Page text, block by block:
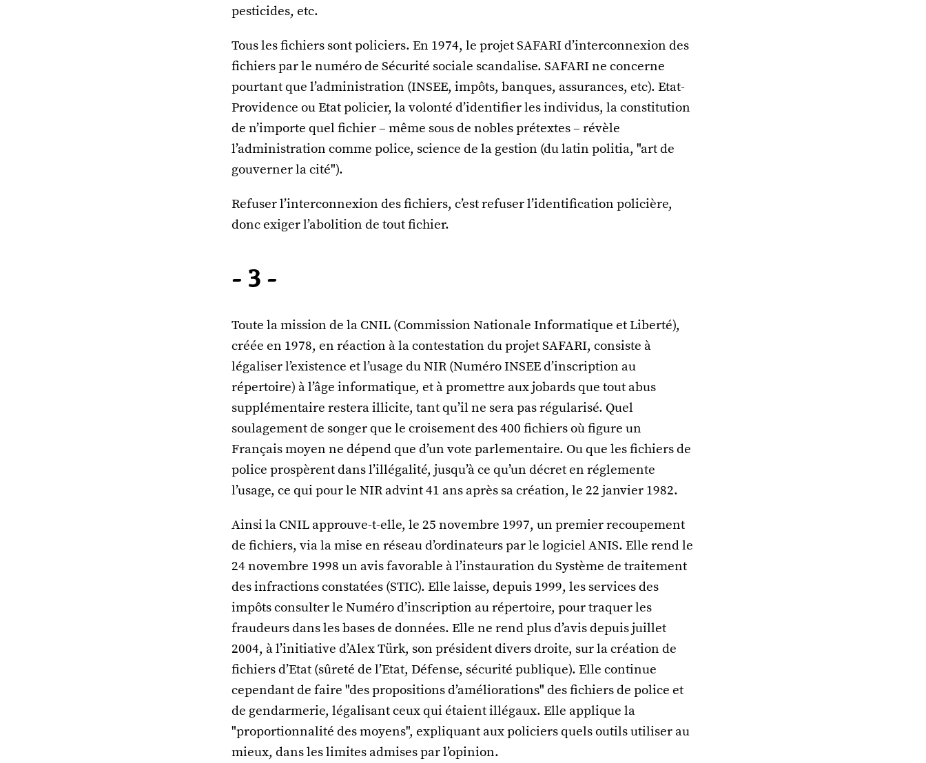
pesticides, etc.
Tous les fichiers sont policiers. En 1974, le projet SAFARI d’interconnexion des
fichiers par le numéro de Sécurité sociale scandalise. SAFARI ne concerne
pourtant que l’administration (INSEE, impôts, banques, assurances, etc). Etat-
Providence ou Etat policier, la volonté d’identifier les individus, la constitution
de n’importe quel fichier – même sous de nobles prétextes – révèle
l’administration comme police, science de la gestion (du latin politia, "art de
gouverner la cité").
Refuser l’interconnexion des fichiers, c’est refuser l’identification policière,
donc exiger l’abolition de tout fichier.
- 3 -
Toute la mission de la CNIL (Commission Nationale Informatique et Liberté),
créée en 1978, en réaction à la contestation du projet SAFARI, consiste à
légaliser l’existence et l’usage du NIR (Numéro INSEE d’inscription au
répertoire) à l’âge informatique, et à promettre aux jobards que tout abus
supplémentaire restera illicite, tant qu’il ne sera pas régularisé. Quel
soulagement de songer que le croisement des 400 fichiers où figure un
Français moyen ne dépend que d’un vote parlementaire. Ou que les fichiers de
police prospèrent dans l’illégalité, jusqu’à ce qu’un décret en réglemente
l’usage, ce qui pour le NIR advint 41 ans après sa création, le 22 janvier 1982.
Ainsi la CNIL approuve-t-elle, le 25 novembre 1997, un premier recoupement
de fichiers, via la mise en réseau d’ordinateurs par le logiciel ANIS. Elle rend le
24 novembre 1998 un avis favorable à l’instauration du Système de traitement
des infractions constatées (STIC). Elle laisse, depuis 1999, les services des
impôts consulter le Numéro d’inscription au répertoire, pour traquer les
fraudeurs dans les bases de données. Elle ne rend plus d’avis depuis juillet
2004, à l’initiative d’Alex Türk, son président divers droite, sur la création de
fichiers d’Etat (sûreté de l’Etat, Défense, sécurité publique). Elle continue
cependant de faire "des propositions d’améliorations" des fichiers de police et
de gendarmerie, légalisant ceux qui étaient illégaux. Elle applique la
"proportionnalité des moyens", expliquant aux policiers quels outils utiliser au
mieux, dans les limites admises par l’opinion.